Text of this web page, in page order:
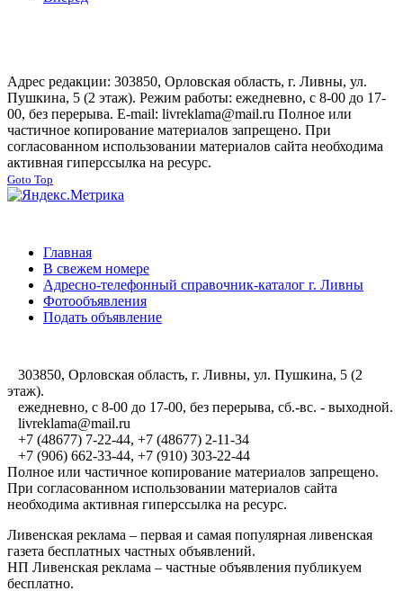
Адрес редакции: 303850, Орловская область, г. Ливны, ул.
Пушкина, 5 (2 этаж). Режим работы: ежедневно, с 8-00 до 17-
00, без перерыва. E-mail: livreklama@mail.ru Полное или
частичное копирование материалов запрещено. При
согласованном использовании материалов сайта необходима
активная гиперссылка на ресурс.
Goto Top
Главная
В свежем номере
Адресно-телефонный справочник-каталог г. Ливны
Фотообъявления
Подать объявление
303850, Орловская область, г. Ливны, ул. Пушкина, 5 (2
этаж).
ежедневно, с 8-00 до 17-00, без перерыва, сб.-вс. - выходной.
livreklama@mail.ru
+7 (48677) 7-22-44, +7 (48677) 2-11-34
+7 (906) 662-33-44, +7 (910) 303-22-44
Полное или частичное копирование материалов запрещено.
При согласованном использовании материалов сайта
необходима активная гиперссылка на ресурс.
Ливенская реклама – первая и самая популярная ливенская
газета бесплатных частных объявлений.
НП Ливенская реклама – частные объявления публикуем
бесплатно.